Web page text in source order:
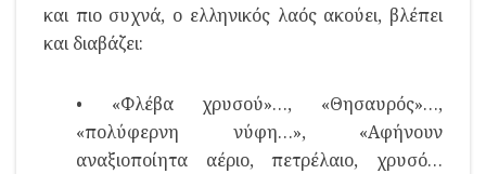
και πιο συχνά, ο ελληνικός λαός ακούει, βλέπει
και διαβάζει:
• «Φλέβα χρυσού»…, «Θησαυρός»…,
«πολύφερνη νύφη…», «Αφήνουν
αναξιοποίητα αέριο, πετρέλαιο, χρυσό…